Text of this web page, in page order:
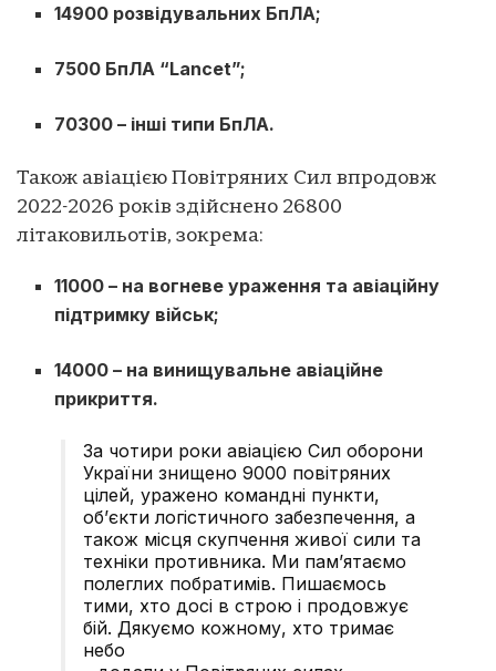
14900 розвідувальних БпЛА;
7500 БпЛА “Lancet”;
70300 – інші типи БпЛА.
Також авіацією Повітряних Сил впродовж
2022-2026 років здійснено 26800
літаковильотів, зокрема:
11000 – на вогневе ураження та авіаційну
підтримку військ;
14000 – на винищувальне авіаційне
прикриття.
За чотири роки авіацією Сил оборони
України знищено 9000 повітряних
цілей, уражено командні пункти,
об’єкти логістичного забезпечення, а
також місця скупчення живої сили та
техніки противника. Ми пам’ятаємо
полеглих побратимів. Пишаємось
тими, хто досі в строю і продовжує
бій. Дякуємо кожному, хто тримає
небо